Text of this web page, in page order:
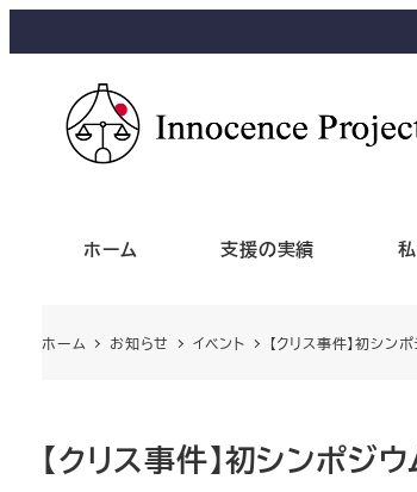
ホーム 支援の実績
ホーム お知らせ イベント 【クリス事件】初シン
【クリス事件】初シンポジ